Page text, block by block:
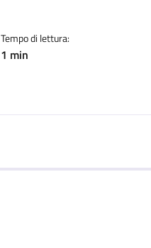
Tempo di lettura:
1 min